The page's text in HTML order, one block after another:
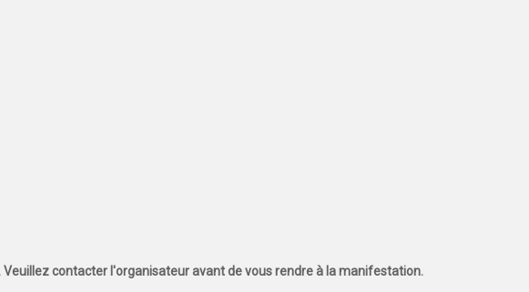
contacter l'organisateur avant de vous rendre à la manifestation.